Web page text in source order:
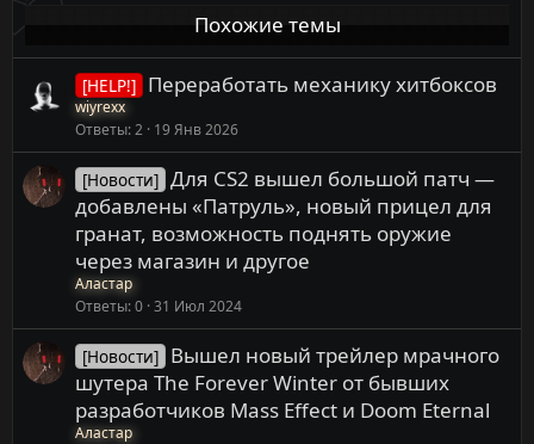
Похожие темы
[HELP!] Переработать механику хитбоксов
wiyrexx
Ответы 2 19 Янв 2026
[Новости] Для CS2 вышел большой патч —
добавлены «Патруль», новый прицел для
гранат, возможность поднять оружие
через магазин и другое
Аластар
Ответы 0 31 Июл 2024
[Новости] Вышел новый трейлер мрачного
шутера The Forever Winter от бывших
разработчиков Mass Effect и Doom Eternal
Аластар